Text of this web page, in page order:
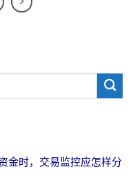
金时，交易监控应怎样分